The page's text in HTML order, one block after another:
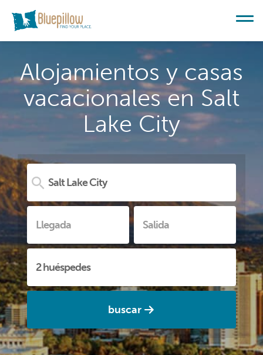
Alojamientos y casas
vacacionales en Salt
Lake City
buscar